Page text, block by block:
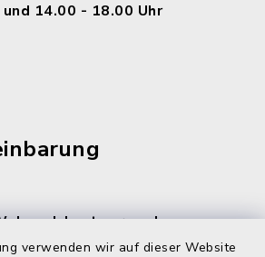
verwenden wir auf dieser Website
14.00 - 18.00 Uhr
nur nach
unter 04384 5979-